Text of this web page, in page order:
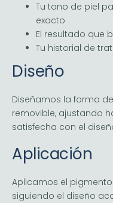
Tu tono de piel
exacto
El resultado que
Tu historial de
Diseño
Diseñamos la forma
removible, ajustando
satisfecha con el
Aplicación
Aplicamos el
siguiendo el diseño